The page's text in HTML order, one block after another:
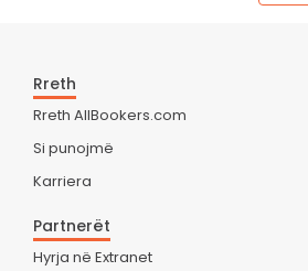
Rreth
Rreth AllBookers.com
Si punojmë
Karriera
Partnerët
Hyrja në Extranet